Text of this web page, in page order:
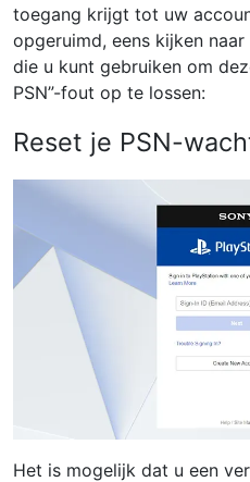
toegang krijgt tot uw
opgeruimd, eens kijken
die u kunt gebruiken om
PSN”-fout op te lossen:
Reset je PSN-
Het is mogelijk dat u een